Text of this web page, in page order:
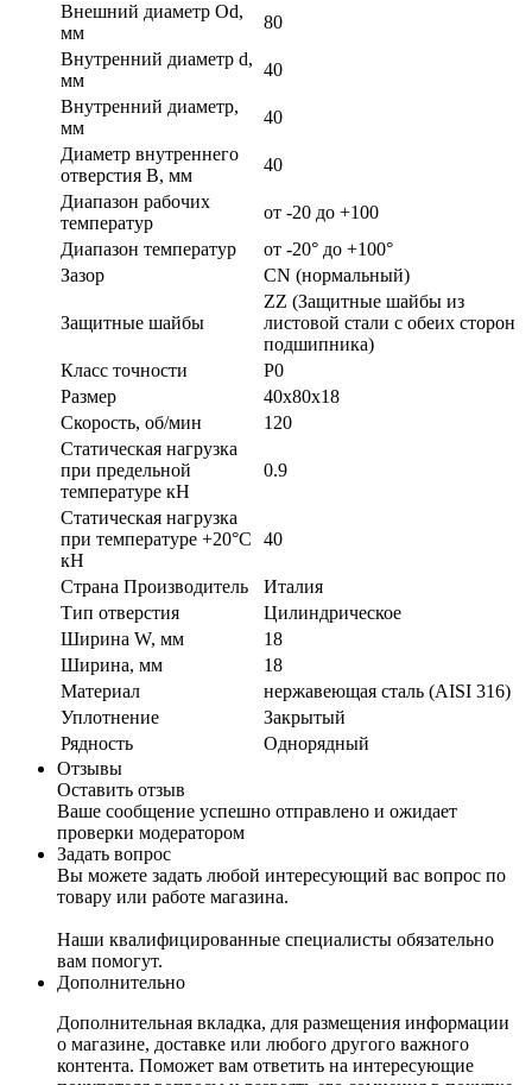
Внешний диаметр Od,
мм
80
Внутренний диаметр d,
мм
40
Внутренний диаметр,
мм
40
Диаметр внутреннего
отверстия B, мм
40
Диапазон рабочих
температур
от -20 до +100
Диапазон температур
от -20° до +100°
Зазор
CN (нормальный)
Защитные шайбы
ZZ (Защитные шайбы из
листовой стали с обеих сторон
подшипника)
Класс точности
P0
Размер
40х80х18
Скорость, об/мин
120
Статическая нагрузка
при предельной
температуре кН
0.9
Статическая нагрузка
при температуре +20°С
кН
40
Страна Производитель
Италия
Тип отверстия
Цилиндрическое
Ширина W, мм
18
Ширина, мм
18
Материал
нержавеющая сталь (AISI 316)
Уплотнение
Закрытый
Рядность
Однорядный
Отзывы
Оставить отзыв
Ваше сообщение успешно отправлено и ожидает
проверки модератором
Задать вопрос
Вы можете задать любой интересующий вас вопрос по
товару или работе магазина.
Наши квалифицированные специалисты обязательно
вам помогут.
Дополнительно
Дополнительная вкладка, для размещения информации
о магазине, доставке или любого другого важного
контента. Поможет вам ответить на интересующие